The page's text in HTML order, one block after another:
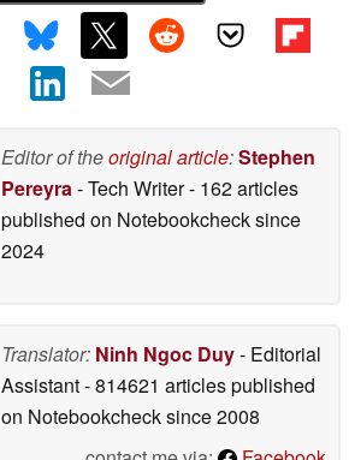
Editor of theoriginal article:Stephen
Pereyra- Tech Writer- 162 articles
published on Notebookchecksince
2024
Translator: Ninh Ngoc Duy- Editorial
Assistant- 814621 articles published
on Notebookchecksince 2008